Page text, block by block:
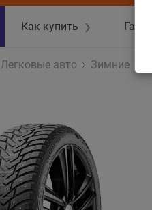
Как купить ❯
Легковые авто Зимние